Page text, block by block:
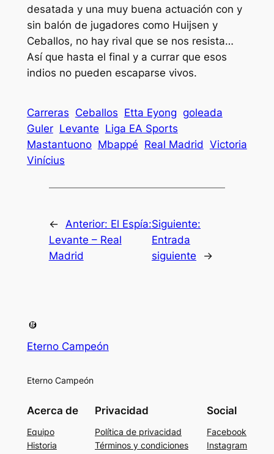
desatada y una muy buena actuación con y
sin balón de jugadores como Huijsen y
Ceballos, no hay rival que se nos resista…
Así que hasta el final y a currar que esos
indios no pueden escaparse vivos.
Carreras Ceballos Etta Eyong goleada
Guler Levante Liga EA Sports
Mastantuono Mbappé Real Madrid Victoria
Vinícius
← Anterior: El Espía:
Levante – Real
Madrid
Siguiente:
Entrada
siguiente
→
Eterno Campeón
Eterno Campeón
Acerca de
Equipo
Historia
Privacidad
Política de privacidad
Términos y condiciones
Social
Facebook
Instagram